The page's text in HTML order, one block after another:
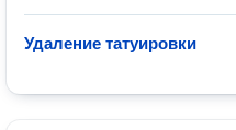
Удаление татуировки